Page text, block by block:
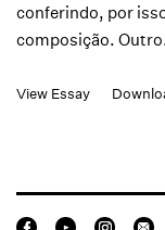
conferindo, por
composição.
View Essay